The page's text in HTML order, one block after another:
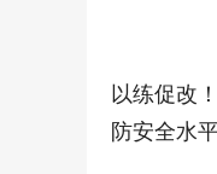
以练促改
防安全水